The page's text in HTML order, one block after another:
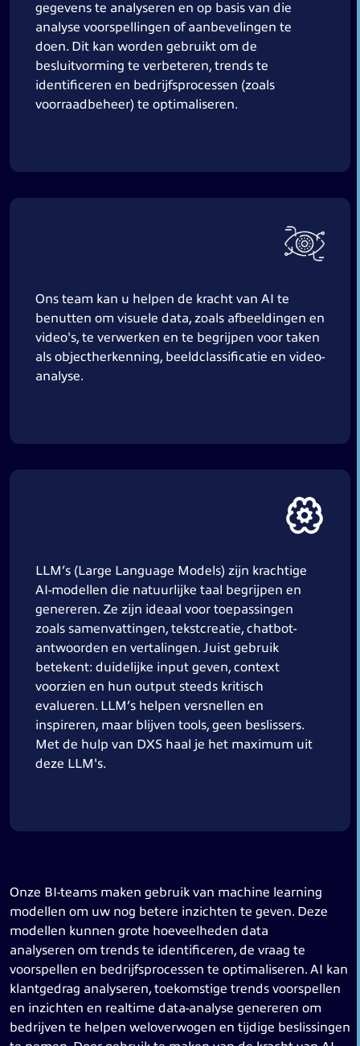
gegevens te analyseren en op basis van die
analyse voorspellingen of aanbevelingen te
doen. Dit kan worden gebruikt om de
besluitvorming te verbeteren, trends te
identificeren en bedrijfsprocessen (zoals
voorraadbeheer) te optimaliseren.
Ons team kan u helpen de kracht van AI te
benutten om visuele data, zoals afbeeldingen en
video's, te verwerken en te begrijpen voor taken
als objectherkenning, beeldclassificatie en video-
analyse.
LLM’s (Large Language Models) zijn krachtige
AI-modellen die natuurlijke taal begrijpen en
genereren. Ze zijn ideaal voor toepassingen
zoals samenvattingen, tekstcreatie, chatbot-
antwoorden en vertalingen. Juist gebruik
betekent: duidelijke input geven, context
voorzien en hun output steeds kritisch
evalueren. LLM’s helpen versnellen en
inspireren, maar blijven tools, geen beslissers.
Met de hulp van DXS haal je het maximum uit
deze LLM's.
Onze BI-teams maken gebruik van machine learning
modellen om uw nog betere inzichten te geven. Deze
modellen kunnen grote hoeveelheden data
analyseren om trends te identificeren, de vraag te
voorspellen en bedrijfsprocessen te optimaliseren. AI kan
klantgedrag analyseren, toekomstige trends voorspellen
en inzichten en realtime data-analyse genereren om
bedrijven te helpen weloverwogen en tijdige beslissingen